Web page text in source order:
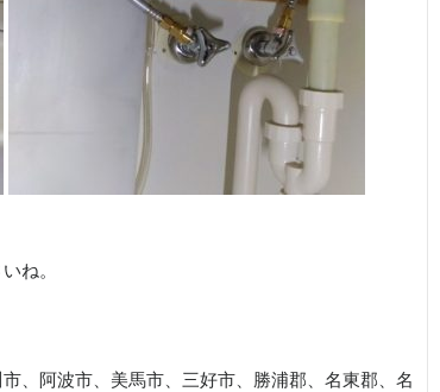
ね。
、阿波市、美馬市、三好市、勝浦郡、名東郡、名